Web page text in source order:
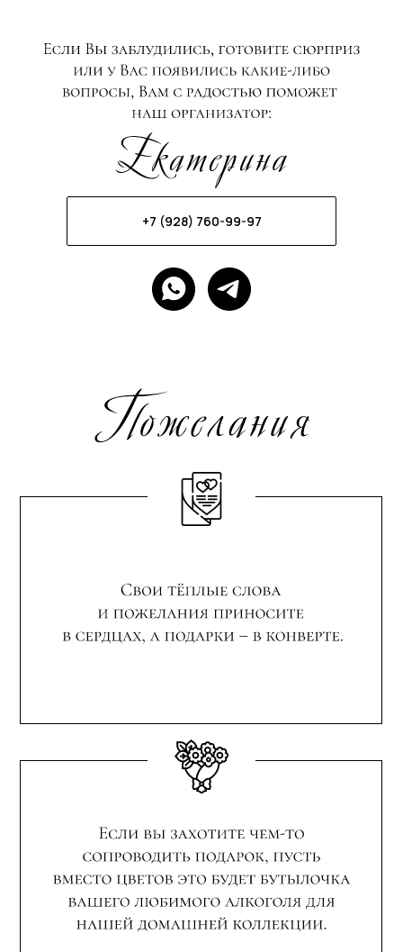
+7 (928) 760-99-97